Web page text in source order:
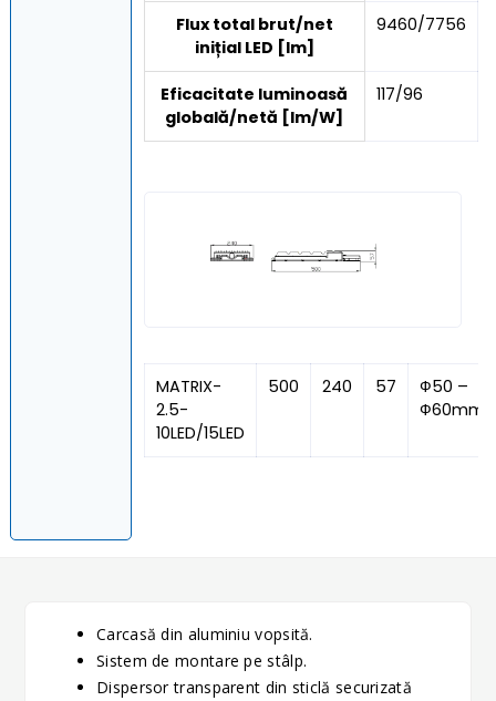
Flux total brut/net
inițial LED [lm]
9460/7756
Eficacitate luminoasă
globală/netă [lm/W]
117/96
MATRIX-
2.5-
10LED/15LED
500 240 57
Ф50 –
Ф60mm
Carcasă din aluminiu vopsită.
Sistem de montare pe stâlp.
Dispersor transparent din sticlă securizată